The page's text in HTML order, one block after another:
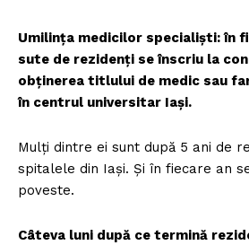
Umilința medicilor specialiști: în
sute de rezidenți se înscriu la
obținerea titlului de medic sau
în centrul universitar Iași.
Mulți dintre ei sunt după 5 ani de
spitalele din Iași. Și în fiecare an
poveste.
Câteva luni după ce termină